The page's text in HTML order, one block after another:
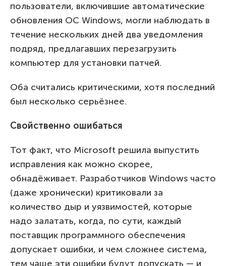
пользователи, включившие автоматические
обновления ОС Windows, могли наблюдать в
течение нескольких дней два уведомления
подряд, предлагавших перезагрузить
компьютер для установки патчей.
Оба считались критическими, хотя последний
был несколько серьёзнее.
Свойственно ошибаться
Тот факт, что Microsoft решила выпустить
исправления как можно скорее,
обнадёживает. Разработчиков Windows часто
(даже хронически) критиковали за
количество дыр и уязвимостей, которые
надо залатать, когда, по сути, каждый
поставщик программного обеспечения
допускает ошибки, и чем сложнее система,
тем чаще эти ошибки будут допускать — и